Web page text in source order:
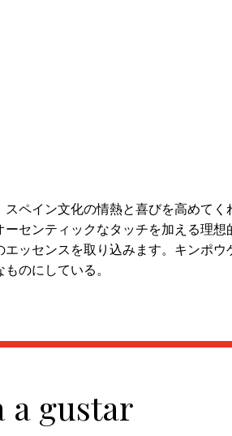
ペイン文化の情熱と喜びを高めてく
センティックなタッチを加える理
ッセンスを取り込みます。キンポ
のにしている。
a gustar